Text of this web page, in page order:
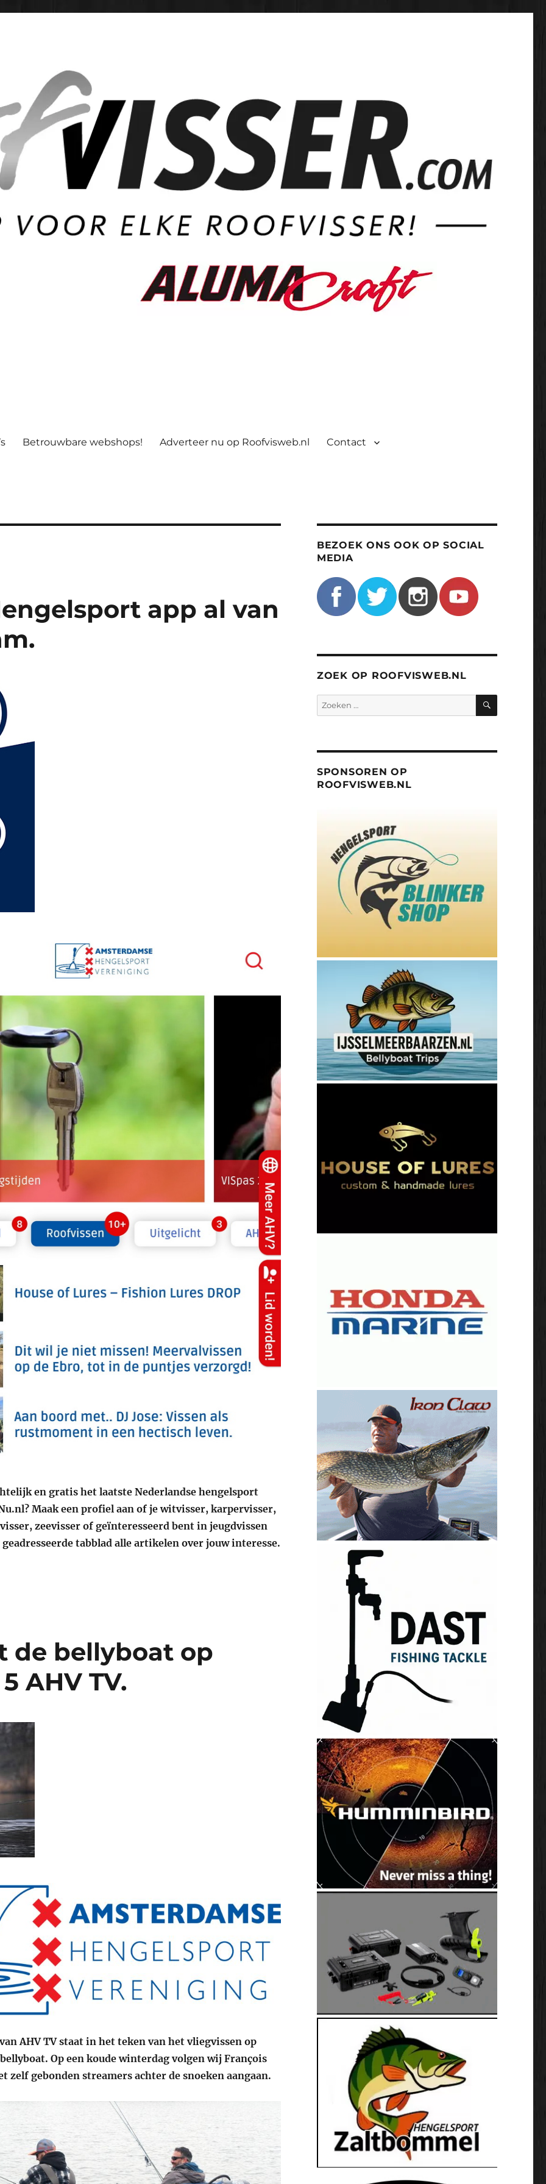
Betrouwbare webshops! Adverteer nu op Roofvisweb.nl Contact
app al van
en gratis het laatste Nederlandse hengelsport
Maak een profiel aan of je witvisser, karpervisser,
zeevisser of geïnteresseerd bent in jeugdvissen
tabblad alle artikelen over jouw interesse.
jij de Gratis Hengelsport app al van de AHV Amsterdam.”
de bellyboat op
AHV TV.
AHV TV staat in het teken van het vliegvissen op
Op een koude winterdag volgen wij François
zelf gebonden streamers achter de snoeken aangaan.
BEZOEK ONS OOK OP SOCIAL
MEDIA
ZOEK OP ROOFVISWEB.NL
Zoeken
naar:
ZOEKEN
SPONSOREN OP
ROOFVISWEB.NL